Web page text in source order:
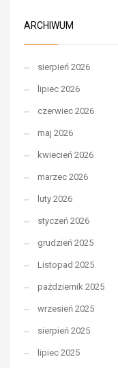
ARCHIWUM
sierpień 2026
lipiec 2026
czerwiec 2026
maj 2026
kwiecień 2026
marzec 2026
luty 2026
styczeń 2026
grudzień 2025
Listopad 2025
październik 2025
wrzesień 2025
sierpień 2025
lipiec 2025